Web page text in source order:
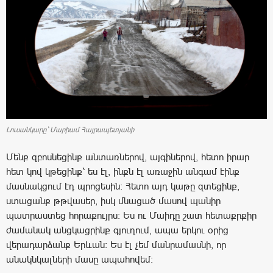
Լուսանկարը` Մարիամ Հայրապետյանի
Մենք զբոսնեցինք անտառներով, այգիներով, հետո իրար
հետ կով կթեցինք՝ ես էլ, ինքն էլ առաջին անգամ էինք
մասնակցում էդ պրոցեսին: Հետո այդ կաթը զտեցինք,
ստացանք թթվասեր, իսկ մնացած մասով պանիր
պատրաստեց հորաքույրս: Ես ու Մաիդը շատ հետաքրքիր
ժամանակ անցկացրինք գյուղում, ապա երկու օրից
վերադարձանք Երևան։ Ես էլ չեմ մանրամասնի, որ
անակնկալների մասը ապահովեմ: